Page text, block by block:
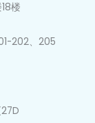
18楼
202、205